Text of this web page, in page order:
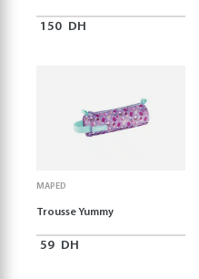
150 DH
MAPED
Trousse Yummy
59 DH